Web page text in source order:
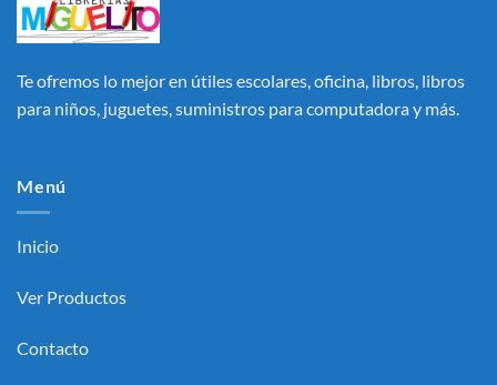
Te ofremos lo mejor en útiles escolares, oficina, libros, libros
para niños, juguetes, suministros para computadora y más.
Menú
Inicio
Ver Productos
Contacto